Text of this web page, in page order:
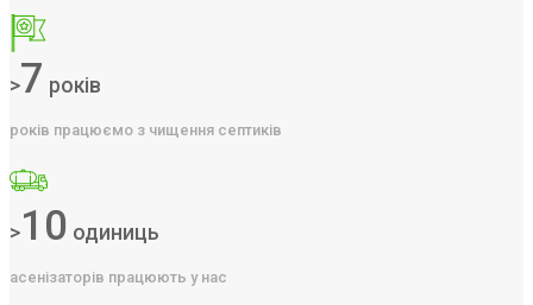
>7 років
років працюємо з чищення септиків
>10 одиниць
асенізаторів працюють у нас